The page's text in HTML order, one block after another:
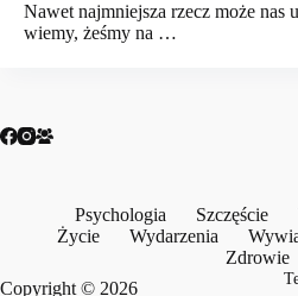
Nawet najmniejsza rzecz może nas
wiemy, żeśmy na …
Psychologia Szczęście
Życie
Wydarzenia
Zdrowie
Copyright © 2026